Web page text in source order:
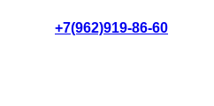
+7(962)919-86-60